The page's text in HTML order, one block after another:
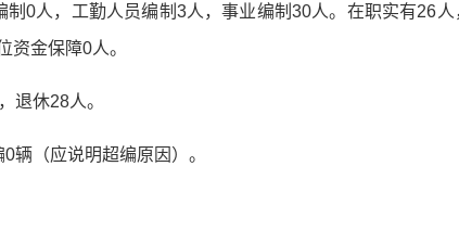
0人，工勤人员编制3人，事业编制30人。在职实有26人
资金保障0人。
退休28人。
辆（应说明超编原因）。